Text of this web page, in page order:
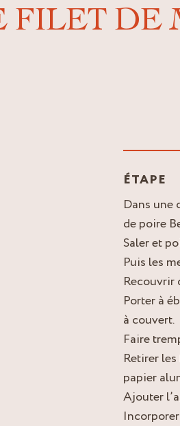
FILET DE
ÉTAPE
Dans une
de poire
Saler et
Puis les
Recouvrir
Porter à
à couvert.
Faire
Retirer
papier
Ajouter